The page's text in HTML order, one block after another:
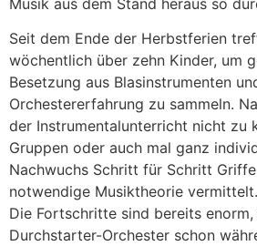
Seit dem Ende der Herbstferien
wöchentlich über zehn Kinder, um
Besetzung aus Blasinstrumenten
Orchestererfahrung zu sammeln.
der Instrumentalunterricht nicht zu
Gruppen oder auch mal ganz
Nachwuchs Schritt für Schritt
notwendige Musiktheorie vermittelt.
Die Fortschritte sind bereits
Durchstarter-Orchester schon